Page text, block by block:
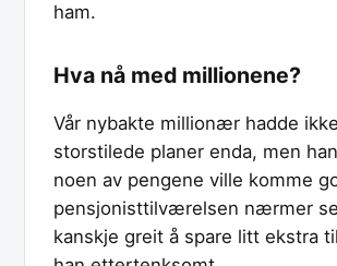
ham.
Hva nå med millionene?
Vår nybakte millionær hadde
storstilede planer enda, men
noen av pengene ville komme
pensjonisttilværelsen nærmer
kanskje greit å spare litt ekstra